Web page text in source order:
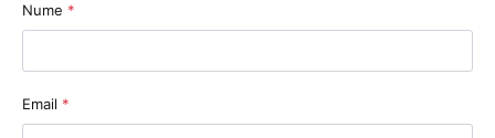
Nume *
Email *